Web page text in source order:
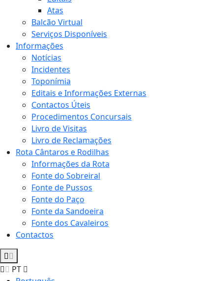
Atas
Balcão Virtual
Serviços Disponíveis
Informações
Notícias
Incidentes
Toponímia
Editais e Informações Externas
Contactos Úteis
Procedimentos Concursais
Livro de Visitas
Livro de Reclamações
Rota Cântaros e Rodilhas
Informações da Rota
Fonte do Sobreiral
Fonte de Pussos
Fonte do Paço
Fonte da Sandoeira
Fonte dos Cavaleiros
Contactos
PT